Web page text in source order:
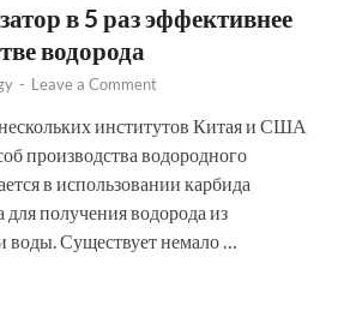
в 5 раз эффективнее
водорода
- Leave a Comment
институтов Китая и США
производства водородного
в использовании карбида
получения водорода из
воды. Существует немало …